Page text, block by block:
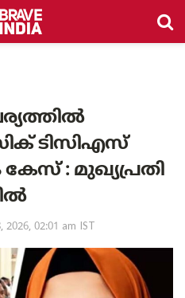
ടിസിഎസ്
: മുഖ്യപ്രതി
2026, 02:01 am IST